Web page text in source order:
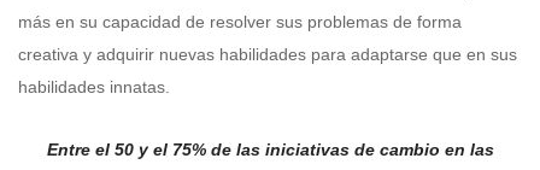
más en su capacidad de resolver sus problemas de forma
creativa y adquirir nuevas habilidades para adaptarse que en sus
habilidades innatas.
Entre el 50 y el 75% de las iniciativas de cambio en las